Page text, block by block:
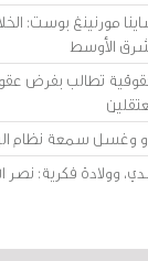
مورنينغ بوست:
الأوسط
تطالب بفرض
وغسل سمعة نظام
وولادة فكرية: نصر